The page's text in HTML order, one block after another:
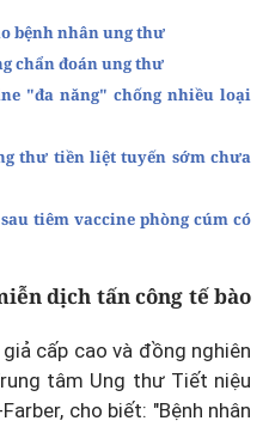
bệnh nhân ung thư
chẩn đoán ung thư
"đa năng" chống nhiều loại
thư tiền liệt tuyến sớm chưa
tiêm vaccine phòng cúm có
dịch tấn công tế bào
cấp cao và đồng nghiên
tâm Ung thư Tiết niệu
cho biết: "Bệnh nhân